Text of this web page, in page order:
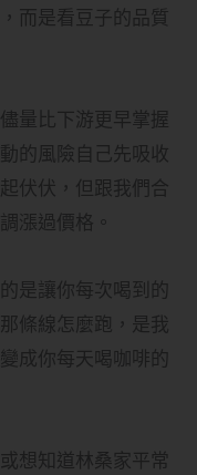
而是看豆子的品質
量比下游更早掌握
的風險自己先吸收
伏伏，但跟我們合
漲過價格。
是讓你每次喝到的
條線怎麼跑，是我
成你每天喝咖啡的
想知道林桑家平常